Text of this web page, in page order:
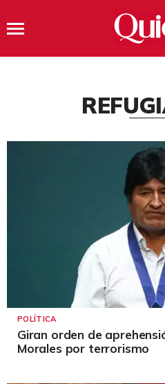
POLÍTICA
Giran orden de
Morales por terrorismo